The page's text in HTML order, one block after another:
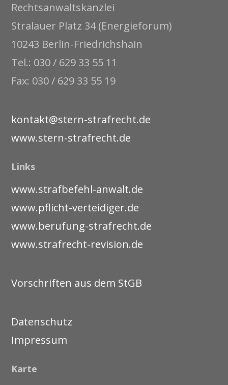
Rechtsanwaltskanzlei
Stralauer Platz 34 (Energieforum)
10243 Berlin-Friedrichshain
Tel.: 030 / 629 33 55 11
Fax: 030 / 629 33 55 19
kontakt@stern-strafrecht.de
www.stern-strafrecht.de
Links
www.strafbefehl-anwalt.de
www.pflicht-verteidiger.de
www.berufung-strafrecht.de
www.strafrecht-revision.de
Vorschriften aus dem StGB
Datenschutz
Impressum
Karte